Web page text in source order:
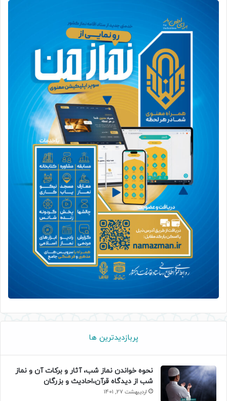
پربازدیدترین ها
نحوه خواندن نماز شب، آثار و برکات آن و نماز
شب از دیدگاه قرآن،احادیث و بزرگان
اردیبهشت 27, 1401